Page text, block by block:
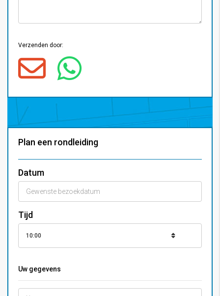
Verzenden door:
Plan een rondleiding
Datum
Tijd
10:00
Uw gegevens